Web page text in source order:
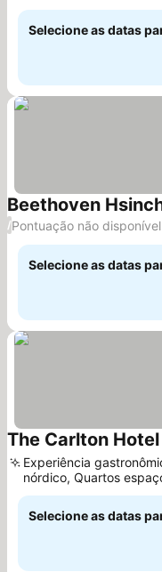
Selecione as datas
Beethoven
/Pontuação não disponível
Selecione as datas
The Carlton
Experiência
nórdico, Quartos
distintos
Selecione as datas